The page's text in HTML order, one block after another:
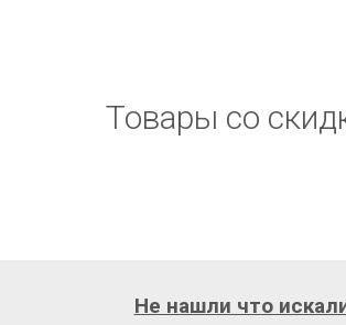
Товары со
Не нашли что